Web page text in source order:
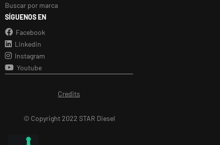
Buscar por marca
SÍGUENOS EN
Facebook
Linkedin
Instagram
Youtube
Credits
© Copyright 2022 STAR Diesel